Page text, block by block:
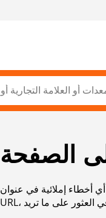
الصفحة
أخطاء إملائية في عنوان